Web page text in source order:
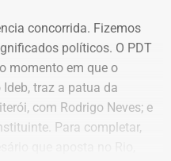
do Diário
e assinou apenas 2
e terceiro escalões do
Compras e Licitações da
recebeu a nomeação de
que na Fundação
injustiça e
criminal ficou
mas não foi possível
concorrida. Fizemos
políticos. O PDT
momento em que o
traz a patua da
com Rodrigo Neves; e
Para completar,